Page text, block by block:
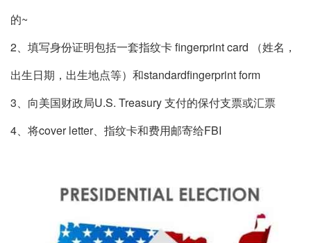
的~
2、填写身份证明包括一套指纹卡 fingerprint card （姓名，
出生日期，出生地点等）和standardfingerprint form
3、向美国财政局U.S. Treasury 支付的保付支票或汇票
4、将cover letter、指纹卡和费用邮寄给FBI